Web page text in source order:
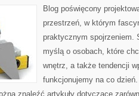
Blog poświęcony
przestrzeń, w którym
praktycznym spojrzeniem.
myślą o osobach, które
wnętrz, a także tendencji
funkcjonujemy na co
znaleźć artykuły dotyczące